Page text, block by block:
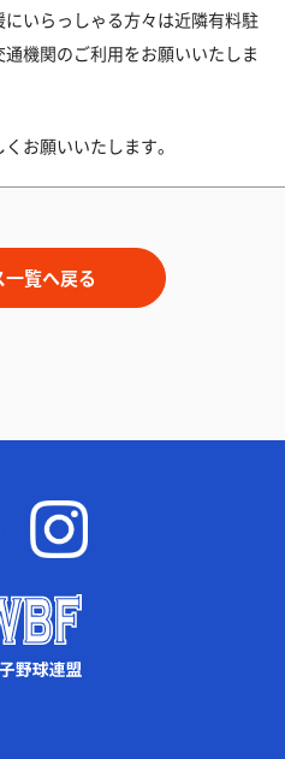
いらっしゃる方々は近隣有料駐
機関のご利用をお願いいたしま
お願いいたします。
一覧へ戻る